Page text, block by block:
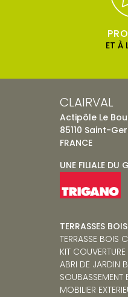
ET À
CLAIRVAL
Actipôle Le
85110 Saint-
FRANCE
UNE FILIALE DU
TERRASSES BOIS
TERRASSE BOIS
KIT
ABRI DE JARDIN
SOUBASSEMENT
MOBILIER